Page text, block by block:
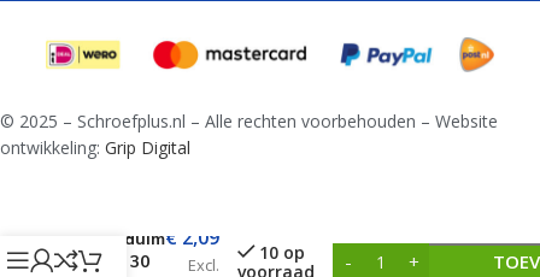
© 2025 – Schroefplus.nl – Alle rechten voorbehouden – Website
ontwikkeling: Grip Digital
Plaatduim
Ø10 – 30
€ 2,09
Excl.
10 op
voorraad